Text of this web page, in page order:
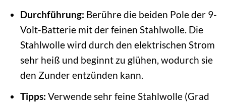
Durchführung: Berühre die beiden Pole der 9-
Volt-Batterie mit der feinen Stahlwolle. Die
Stahlwolle wird durch den elektrischen Strom
sehr heiß und beginnt zu glühen, wodurch sie
den Zunder entzünden kann.
Tipps: Verwende sehr feine Stahlwolle (Grad